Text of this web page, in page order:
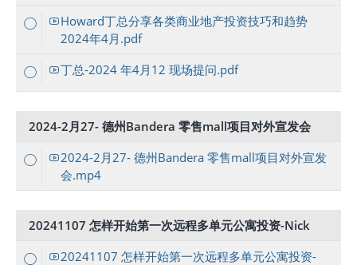
Howard丁总分享各类商业地产投资技巧和趋势
2024年4月.pdf
丁总-2024 年4月12 现场提问.pdf
2024-2月27- 德州Bandera 零售mall项目对外宣发会
2024-2月27- 德州Bandera 零售mall项目对外宣发
会.mp4
20241107 怎样开始第一次远程多单元公寓投资-Nick
20241107 怎样开始第一次远程多单元公寓投资-